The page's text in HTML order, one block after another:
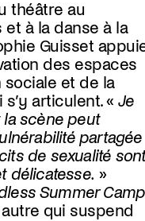
théâtre au
à la danse à la
Guisset
des espaces
sociale et de la
articulent. « Je
la scène peut
partagée
de sexualité
délicatesse. »
Summer Camp
autre qui suspend